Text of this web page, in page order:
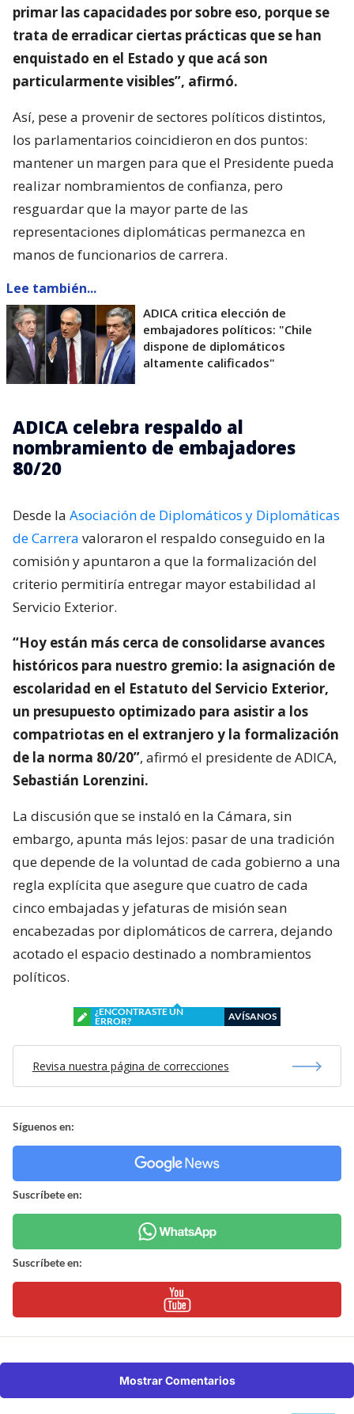
primar las capacidades por sobre eso, porque se
trata de erradicar ciertas prácticas que se han
enquistado en el Estado y que acá son
particularmente visibles”, afirmó.
Así, pese a provenir de sectores políticos distintos,
los parlamentarios coincidieron en dos puntos:
mantener un margen para que el Presidente pueda
realizar nombramientos de confianza, pero
resguardar que la mayor parte de las
representaciones diplomáticas permanezca en
manos de funcionarios de carrera.
Lee también...
ADICA critica elección de
embajadores políticos: "Chile
dispone de diplomáticos
altamente calificados"
ADICA celebra respaldo al
nombramiento de embajadores
80/20
Desde la Asociación de Diplomáticos y Diplomáticas
de Carrera valoraron el respaldo conseguido en la
comisión y apuntaron a que la formalización del
criterio permitiría entregar mayor estabilidad al
Servicio Exterior.
“Hoy están más cerca de consolidarse avances
históricos para nuestro gremio: la asignación de
escolaridad en el Estatuto del Servicio Exterior,
un presupuesto optimizado para asistir a los
compatriotas en el extranjero y la formalización
de la norma 80/20”, afirmó el presidente de ADICA,
Sebastián Lorenzini.
La discusión que se instaló en la Cámara, sin
embargo, apunta más lejos: pasar de una tradición
que depende de la voluntad de cada gobierno a una
regla explícita que asegure que cuatro de cada
cinco embajadas y jefaturas de misión sean
encabezadas por diplomáticos de carrera, dejando
acotado el espacio destinado a nombramientos
políticos.
¿ENCONTRASTE UN
ERROR?
AVÍSANOS
Revisa nuestra página de correcciones
Síguenos en:
Suscríbete en:
Suscríbete en:
Mostrar Comentarios